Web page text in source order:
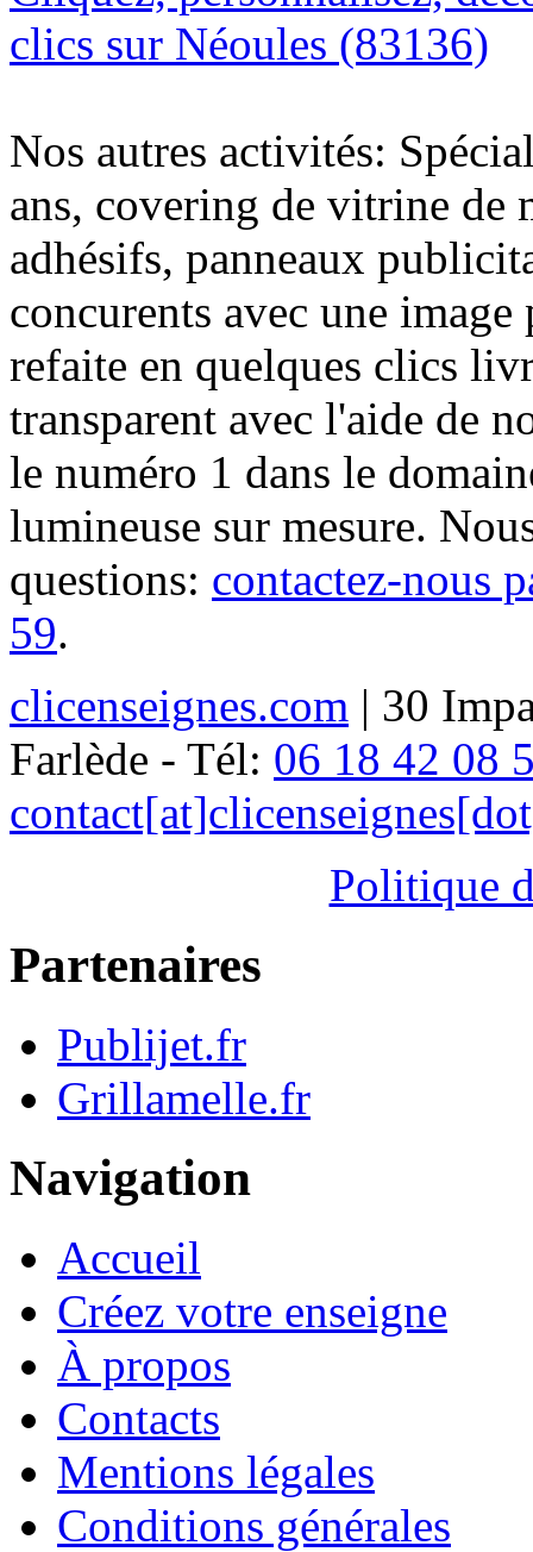
clics sur Néoules (83136)
Nos autres activités:
ans, covering de vitrine de
adhésifs, panneaux
concurents avec une
refaite en quelques clics
transparent avec l'aide de
le numéro 1 dans le
lumineuse sur mesure.
questions: contactez-nous
59.
clicenseignes.com | 30
Farlède - Tél: 06 18 42 08
Politique
Partenaires
Publijet.fr
Grillamelle.fr
Navigation
Accueil
Créez votre enseigne
À propos
Contacts
Mentions légales
Conditions générales